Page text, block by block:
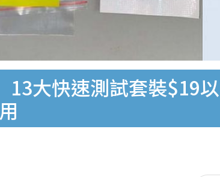
13大快速測試套裝